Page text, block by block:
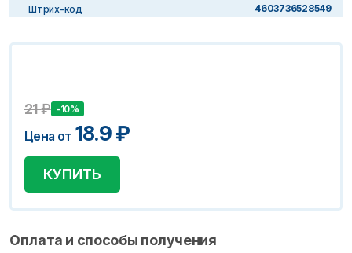
Штрих-код
4603736528549
21₽ -10%
Цена от 18.9₽
КУПИТЬ
Оплата и способы получения